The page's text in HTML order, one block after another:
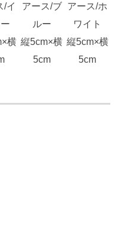
/イ
横
アース/ブ
ルー
縦5cm×横
5cm
アース/ホ
ワイト
縦5cm×横
5cm